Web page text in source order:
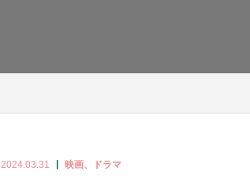
2024.03.31 映画、ドラマ